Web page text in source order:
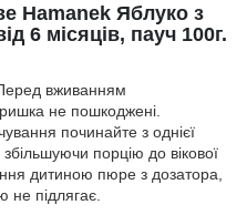
Hamanek Яблуко з
6 місяців, пауч 100г.
вживанням
не пошкоджені.
починайте з однієї
порцію до вікової
дитиною пюре з дозатора,
не підлягає.